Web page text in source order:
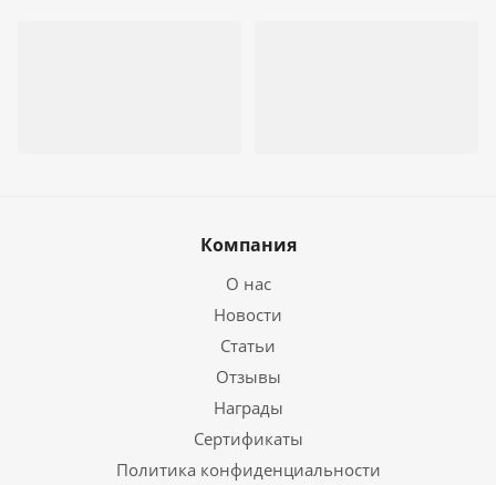
Компания
О нас
Новости
Статьи
Отзывы
Награды
Сертификаты
Политика конфиденциальности